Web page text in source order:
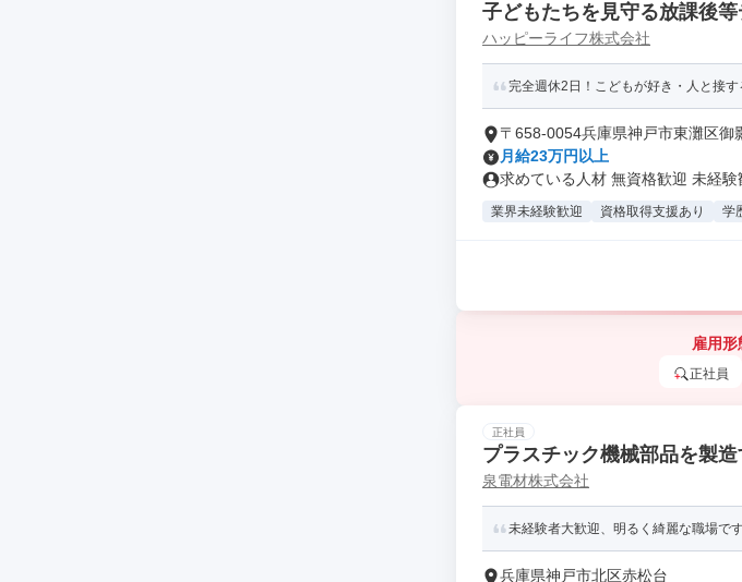
子どもたちを見守る放課後
ハッピーライフ株式会社
完全週休2日！こどもが好き・人と接す
〒658-0054兵庫県神戸市東灘区御
月給23万円以上
求めている人材 無資格歓迎 未経験
業界未経験歓迎 資格取得支援あり 学
雇用形
正社員
正社員
プラスチック機械部品を製
泉電材株式会社
未経験者大歓迎、明るく綺麗な職場です
兵庫県神戸市北区赤松台